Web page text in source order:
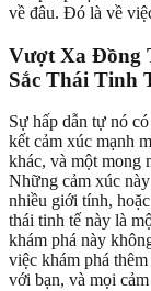
về đâu. Đó là về
Vượt Xa Đồng
Sắc Thái Tinh
Sự hấp dẫn tự nó
kết cảm xúc mạnh
khác, và một mong
Những cảm xúc
nhiều giới tính,
thái tinh tế này là
khám phá này
việc khám phá
với bạn, và mọi